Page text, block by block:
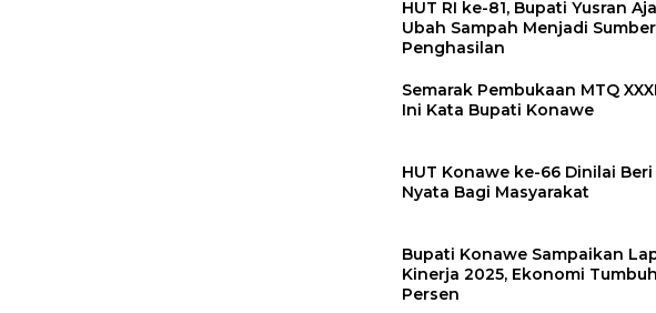
HUT RI ke-81, Bupati Yusran
Ubah Sampah Menjadi Sumber
Penghasilan
Semarak Pembukaan MTQ
Ini Kata Bupati Konawe
HUT Konawe ke-66 Dinilai
Nyata Bagi Masyarakat
Bupati Konawe Sampaikan
Kinerja 2025, Ekonomi
Persen